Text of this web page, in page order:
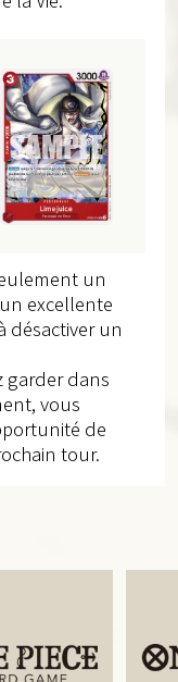
un
excellente
désactiver un
garder dans
vous
de
tour.